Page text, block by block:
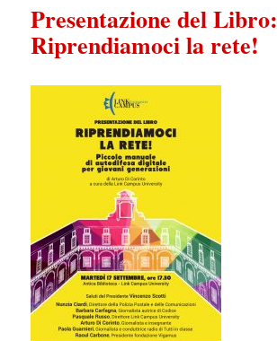
Presentazione del Libro:
Riprendiamoci la rete!